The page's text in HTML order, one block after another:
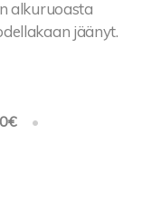
alkuruoasta
jäänyt.
•